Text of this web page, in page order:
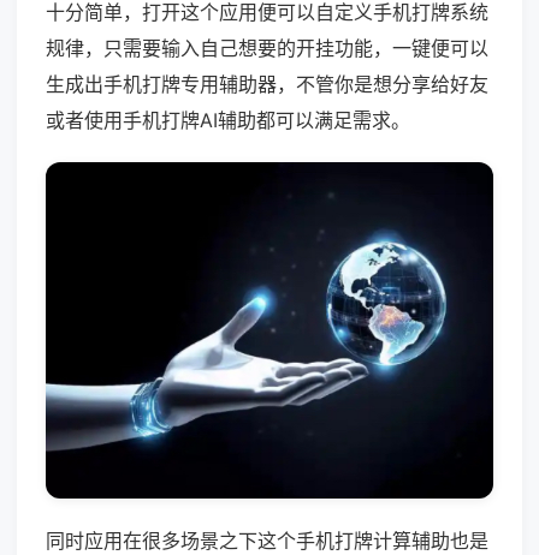
十分简单，打开这个应用便可以自定义手机打牌系统
规律，只需要输入自己想要的开挂功能，一键便可以
生成出手机打牌专用辅助器，不管你是想分享给好友
或者使用手机打牌AI辅助都可以满足需求。
同时应用在很多场景之下这个手机打牌计算辅助也是